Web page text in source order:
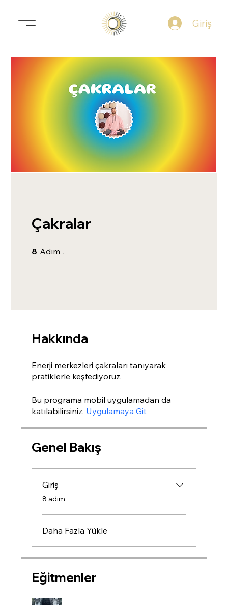
Giriş
Çakralar
8 Adım
Hakkında
Enerji merkezleri çakraları tanıyarak
pratiklerle keşfediyoruz.
Bu programa mobil uygulamadan da
katılabilirsiniz. Uygulamaya Git
Genel Bakış
Giriş
.8 adım
Daha Fazla Yükle
Eğitmenler